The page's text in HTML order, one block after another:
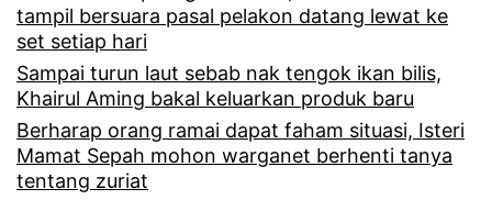
d
r
i
L
d
e
n
g
a
tampil bersuara pasal pelakon datang lewat ke
set setiap hari
Sampai turun laut sebab nak tengok ikan bilis,
Khairul Aming bakal keluarkan produk baru
Berharap orang ramai dapat faham situasi, Isteri
Mamat Sepah mohon warganet berhenti tanya
tentang zuriat